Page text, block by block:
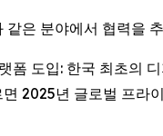
은 분야에서 협력을
도입: 한국 최초의 디
면 2025년 글로벌 프라